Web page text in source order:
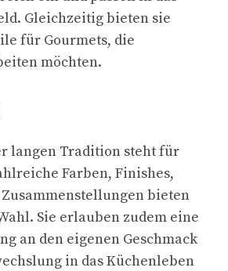
Gleichzeitig bieten sie
für Gourmets, die
möchten.
langen Tradition steht für
Farben, Finishes,
bieten
Sie erlauben zudem eine
an den eigenen Geschmack
in das Küchenleben